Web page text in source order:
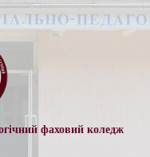
фаховий коледж